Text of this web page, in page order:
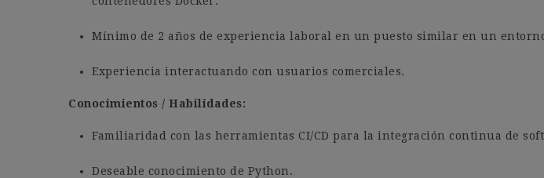
Mínimo de 2 años de experiencia laboral en un puesto similar en un
Experiencia interactuando con usuarios comerciales.
Conocimientos / Habilidades:
Familiaridad con las herramientas CI/CD para la integración continua de
Deseable conocimiento de Python.